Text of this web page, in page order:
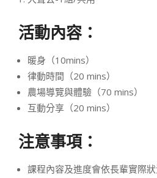
活動內容：
暖身（10mins）
律動時間（20 mins）
農場導覽與體驗（70 mins）
互動分享（20 mins）
注意事項：
課程內容及進度會依長輩實際